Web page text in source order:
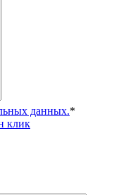
данных.*
клик